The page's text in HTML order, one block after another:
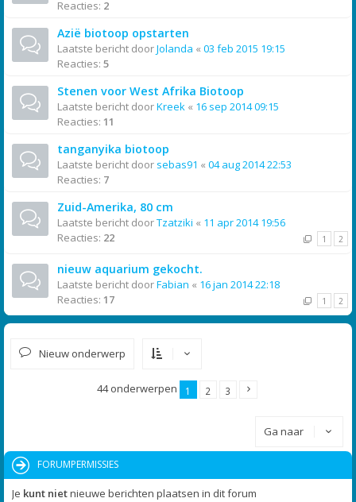
Reacties: 2
Azië biotoop opstarten
Laatste bericht doorJolanda « 03 feb 2015 19:15
Reacties: 5
Stenen voor West Afrika Biotoop
Laatste bericht doorKreek « 16 sep 2014 09:15
Reacties: 11
tanganyika biotoop
Laatste bericht door sebas91 « 04 aug 2014 22:53
Reacties: 7
Zuid-Amerika, 80 cm
Laatste bericht doorTzatziki « 11 apr 2014 19:56
Reacties: 22 1 2
nieuw aquarium gekocht.
Laatste bericht doorFabian « 16 jan 2014 22:18
Reacties: 17 1 2
Nieuw onderwerp
44 onderwerpen 1 2 3
Ga naar
FORUMPERMISSIES
Je kunt nietnieuwe berichten plaatsen in dit forum